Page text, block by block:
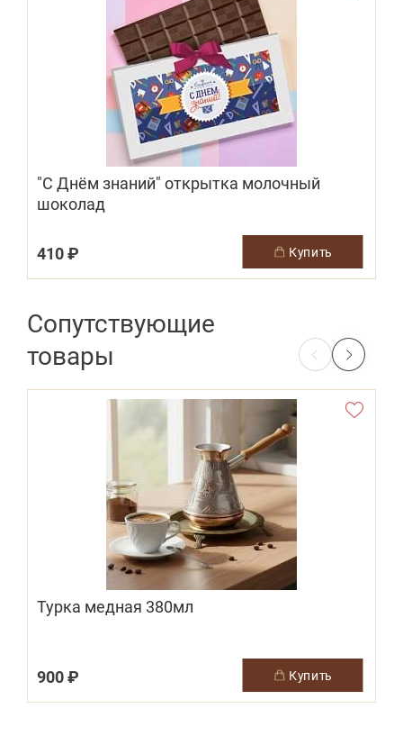
"С Днём знаний" открытка молочный
шоколад
410 ₽ купить
Сопутствующие
товары
Турка медная 380мл
900 ₽ купить